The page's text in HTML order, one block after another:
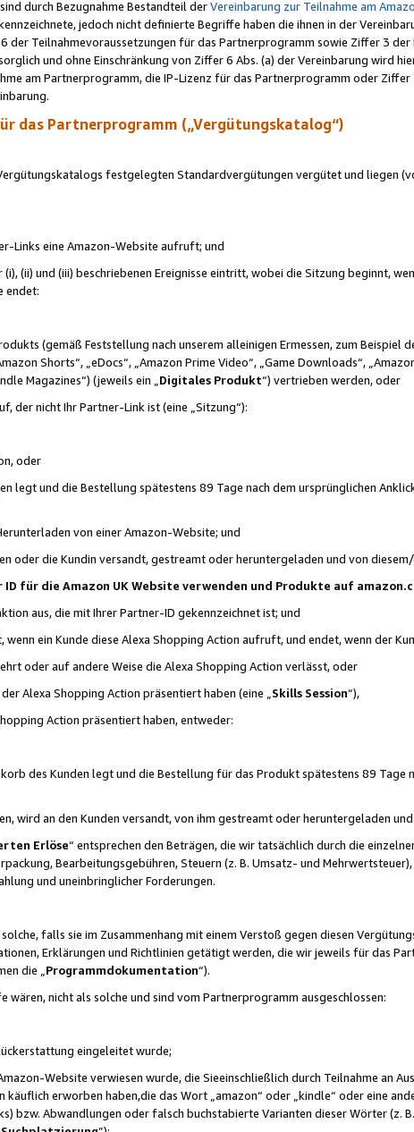
durch Bezugnahme Bestandteil derVereinbarung zur Teilnahme am
jedoch nicht definierte Begriffe haben die ihnen in der
der Teilnahmevoraussetzungen für das Partnerprogramm sowie Ziffer 3 der
und ohne Einschränkung von Ziffer 6 Abs. (a) der Vereinbarung wird
am Partnerprogramm, die IP-Lizenz für das Partnerprogramm oder
das Partnerprogramm („Vergütungskatalog“)
festgelegten Standardvergütungen vergütet und liegen
Links eine Amazon-Website aufruft; und
(ii) und (iii) beschriebenen Ereignisse eintritt, wobei die Sitzung beginnt,
endet:
(gemäß Feststellung nach unserem alleinigen Ermessen, zum Beispiel
Shorts“, „eDocs“, „Amazon Prime Video“, „Game Downloads“,
Magazines“) (jeweils ein „ Digitales Produkt“) vertrieben werden, oder
der nicht Ihr Partner-Link ist (eine „Sitzung“):
oder
legt und die Bestellung spätestens 89 Tage nach dem ursprünglichen
von einer Amazon-Website; und
oder die Kundin versandt, gestreamt oder heruntergeladen und von
für die Amazon UK Website verwenden und Produkte auf
aus, die mit Ihrer Partner-ID gekennzeichnet ist; und
ein Kunde diese Alexa Shopping Action aufruft, und endet, wenn der
oder auf andere Weise die Alexa Shopping Action verlässt, oder
Alexa Shopping Action präsentiert haben (eine „ Skills Session“),
Action präsentiert haben, entweder:
des Kunden legt und die Bestellung für das Produkt spätestens 89 Tage
an den Kunden versandt, von ihm gestreamt oder heruntergeladen
Erlöse“ entsprechen den Beträgen, die wir tatsächlich durch die
Bearbeitungsgebühren, Steuern (z. B. Umsatz- und
und uneinbringlicher Forderungen.
falls sie im Zusammenhang mit einem Verstoß gegen diesen
Erklärungen und Richtlinien getätigt werden, die wir jeweils für das
die „ Programmdokumentation“).
nicht als solche und sind vom Partnerprogramm ausgeschlossen:
eingeleitet wurde;
Website verwiesen wurde, die Sieeinschließlich durch Teilnahme an
erworben haben,die das Wort „amazon“ oder „kindle“ oder eine
bzw. Abwandlungen oder falsch buchstabierte Varianten dieser Wörter (z.